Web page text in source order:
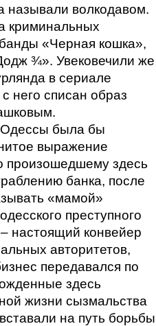
называли волкодавом.
криминальных
«Черная кошка»,
¾». Увековечили же
в сериале
него списан образ
Одессы была бы
выражение
произошедшему здесь
банка, после
«мамой»
преступного
настоящий конвейер
авторитетов,
передавался по
здесь
жизни сызмальства
на путь борьбы